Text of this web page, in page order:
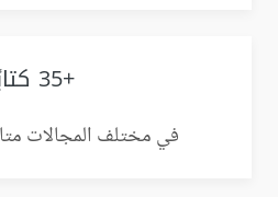
+35 كتابًا
في مختلف المجالات